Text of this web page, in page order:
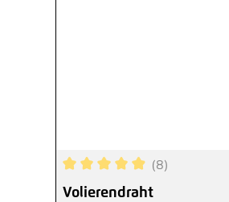
Durchschnittliche
(8)
Volierendraht